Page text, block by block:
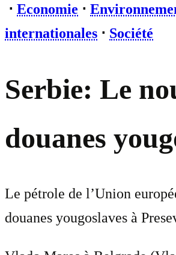
⋅ Economie ⋅
internationales ⋅ Société
Serbie: Le
douanes
Le pétrole de l’Union
douanes yougoslaves à